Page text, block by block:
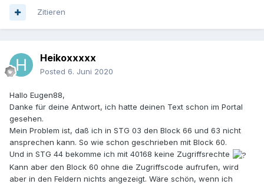
Zitieren
Heikoxxxxx
Posted 6. Juni 2020
Hallo Eugen88,
Danke für deine Antwort, ich hatte deinen Text schon im Portal
gesehen.
Mein Problem ist, daß ich in STG 03 den Block 66 und 63 nicht
ansprechen kann. So wie schon geschrieben mit Block 60.
Und in STG 44 bekomme ich mit 40168 keine Zugriffsrechte
Kann aber den Block 60 ohne die Zugriffscode aufrufen, wird
aber in den Feldern nichts angezeigt. Wäre schön, wenn ich